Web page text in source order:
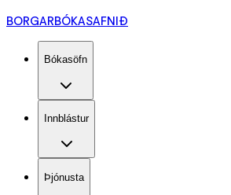
BORGARBÓKASAFNIÐ
Bókasöfn
Innblástur
Þjónusta